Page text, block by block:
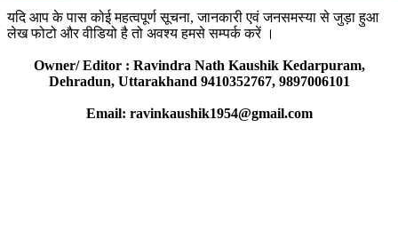
यदि आप के पास कोई महत्वपूर्ण सूचना, जानकारी एवं जनसमस्या से जुड़ा हुआ
लेख फोटो और वीडियो है तो अवश्य हमसे सम्पर्क करें ।
Owner/ Editor : Ravindra Nath Kaushik Kedarpuram,
Dehradun, Uttarakhand 9410352767, 9897006101
Email: ravinkaushik1954@gmail.com